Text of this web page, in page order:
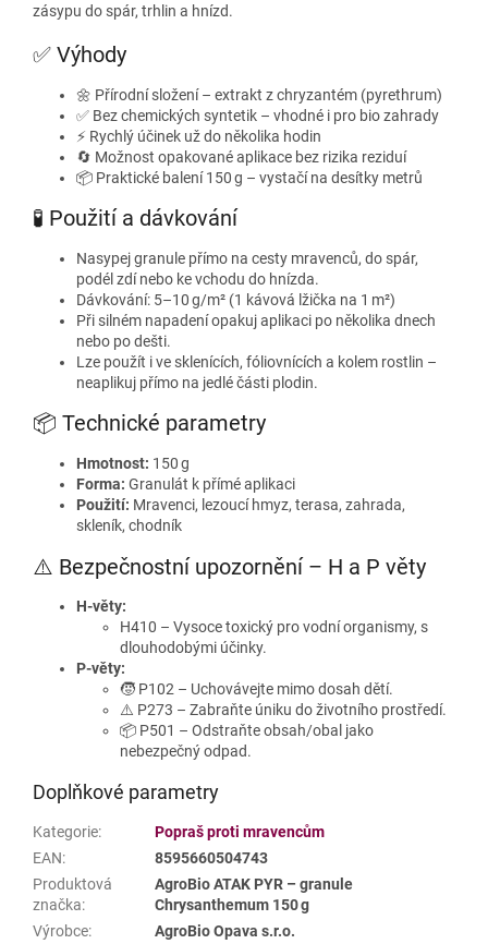
zásypu do spár, trhlin a hnízd.
✅ Výhody
🌼 Přírodní složení – extrakt z chryzantém (pyrethrum)
✅ Bez chemických syntetik – vhodné i pro bio zahrady
⚡ Rychlý účinek už do několika hodin
🔄 Možnost opakované aplikace bez rizika reziduí
📦 Praktické balení 150 g – vystačí na desítky metrů
🧪 Použití a dávkování
Nasypej granule přímo na cesty mravenců, do spár,
podél zdí nebo ke vchodu do hnízda.
Dávkování: 5–10 g/m² (1 kávová lžička na 1 m²)
Při silném napadení opakuj aplikaci po několika dnech
nebo po dešti.
Lze použít i ve sklenících, fóliovnících a kolem rostlin –
neaplikuj přímo na jedlé části plodin.
📦 Technické parametry
Hmotnost: 150 g
Forma: Granulát k přímé aplikaci
Použití: Mravenci, lezoucí hmyz, terasa, zahrada,
skleník, chodník
⚠️ Bezpečnostní upozornění – H a P věty
H‑věty:
H410 – Vysoce toxický pro vodní organismy, s
dlouhodobými účinky.
P‑věty:
🧒 P102 – Uchovávejte mimo dosah dětí.
⚠️ P273 – Zabraňte úniku do životního prostředí.
📦 P501 – Odstraňte obsah/obal jako
nebezpečný odpad.
Doplňkové parametry
Kategorie:
Popraš proti mravencům
EAN:
8595660504743
Produktová
značka:
AgroBio ATAK PYR – granule
Chrysanthemum 150 g
Výrobce: AgroBio Opava s.r.o.